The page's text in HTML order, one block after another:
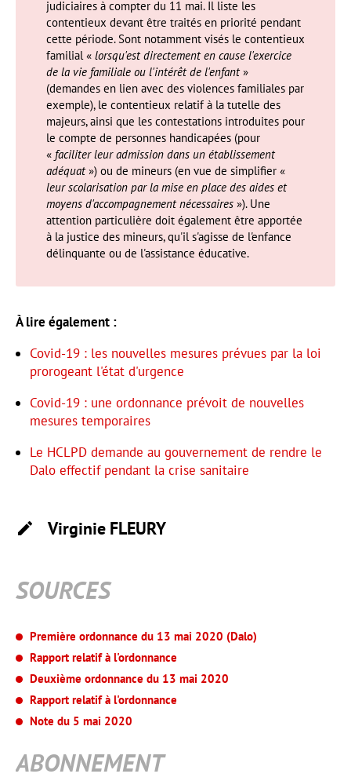
judiciaires à compter du 11 mai. Il liste les
contentieux devant être traités en priorité pendant
cette période. Sont notamment visés le contentieux
familial « lorsqu'est directement en cause l'exercice
de la vie familiale ou l'intérêt de l'enfant»
(demandes en lien avec des violences familiales par
exemple), le contentieux relatif à la tutelle des
majeurs, ainsi que les contestations introduites pour
le compte de personnes handicapées (pour
« faciliter leur admission dans un établissement
adéquat») ou de mineurs (en vue de simplifier «
leur scolarisation par la mise en place des aides et
moyens d'accompagnement nécessaires »). Une
attention particulière doit également être apportée
à la justice des mineurs, qu'il s'agisse de l'enfance
délinquante ou de l'assistance éducative.
À lire également :
Covid-19 : les nouvelles mesures prévues par la loi
prorogeant l'état d'urgence
Covid-19 : une ordonnance prévoit de nouvelles
mesures temporaires
Le HCLPD demande au gouvernement de rendre le
Dalo effectif pendant la crise sanitaire
Virginie FLEURY
SOURCES
Première ordonnance du 13 mai 2020 (Dalo)
Rapport relatif à l'ordonnance
Deuxième ordonnance du 13 mai 2020
Rapport relatif à l'ordonnance
Note du 5 mai 2020
ABONNEMENT